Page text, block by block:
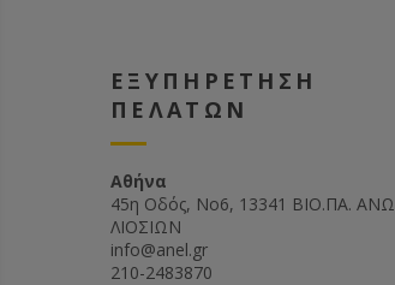
ΕΞΥΠΗΡΕΤΗΣΗ
ΠΕΛΑΤΩΝ
Αθήνα
45η Οδός, Νο6, 13341 ΒΙΟ.ΠΑ. ΑΝΩ
ΛΙΟΣΙΩΝ
info@anel.gr
210-2483870